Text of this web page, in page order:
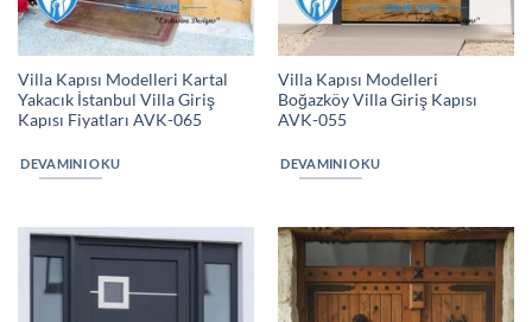
Villa Kapısı Modelleri Kartal
Yakacık İstanbul Villa Giriş
Kapısı Fiyatları AVK-065
DEVAMINI OKU
Villa Kapısı Modelleri
Boğazköy Villa Giriş Kapısı
AVK-055
DEVAMINI OKU